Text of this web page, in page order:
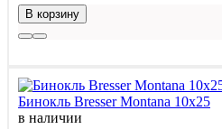
В корзину
Бинокль Bresser Montana 10x25
в наличии